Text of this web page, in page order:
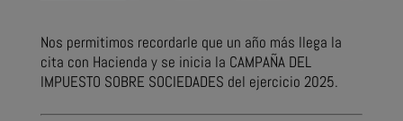
Nos permitimos recordarle que un año más llega la
cita con Hacienda y se inicia la CAMPAÑA DEL
IMPUESTO SOBRE SOCIEDADES del ejercicio 2025.